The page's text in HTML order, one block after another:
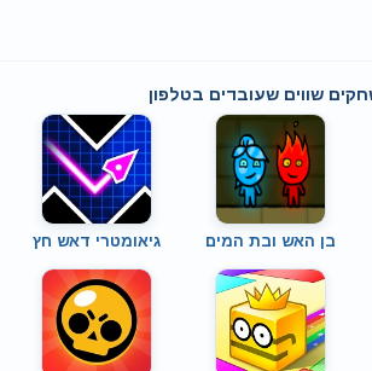
שווים שעובדים בטלפון
בן האש ובת המים גיאומטרי דאש חץ